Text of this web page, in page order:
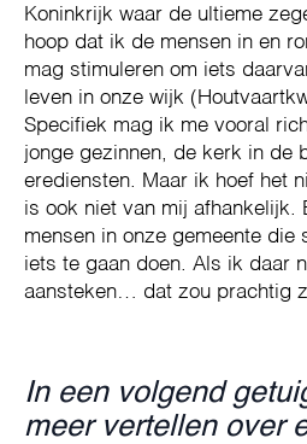
Koninkrijk waar de ultieme
hoop dat ik de mensen in en
mag stimuleren om iets
leven in onze wijk
Specifiek mag ik me vooral
jonge gezinnen, de kerk in de
erediensten. Maar ik hoef het
is ook niet van mij afhankelijk.
mensen in onze gemeente die
iets te gaan doen. Als ik daar
aansteken… dat zou prachtig
In een volgend
meer vertellen over